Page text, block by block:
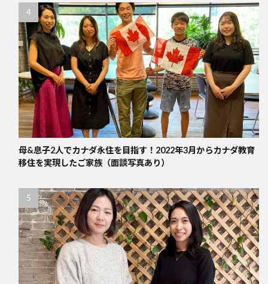
母&息子2人でカナダ永住を目指す！2022年3月からカナダ教育
移住を実現したご家族（面談写真あり）